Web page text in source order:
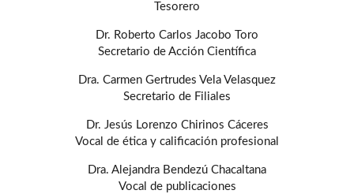
Tesorero
Dr. Roberto Carlos Jacobo Toro
Secretario de Acción Científica
Dra. Carmen Gertrudes Vela Velasquez
Secretario de Filiales
Dr. Jesús Lorenzo Chirinos Cáceres
Vocal de ética y calificación profesional
Dra. Alejandra Bendezú Chacaltana
Vocal de publicaciones